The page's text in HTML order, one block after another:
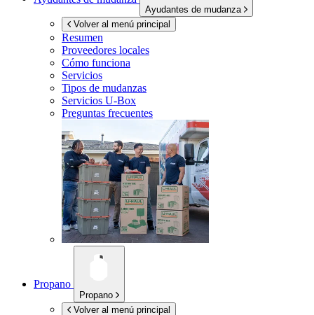
Ayudantes de mudanza
Volver al menú principal
Resumen
Proveedores locales
Cómo funciona
Servicios
Tipos de mudanzas
Servicios U-Box
Preguntas frecuentes
Propano
Propano
Volver al menú principal